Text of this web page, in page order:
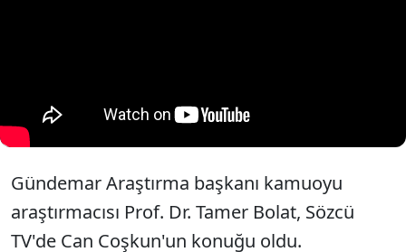
Gündemar Araştırma başkanı kamuoyu
araştırmacısı Prof. Dr. Tamer Bolat, Sözcü
TV'de Can Coşkun'un konuğu oldu.